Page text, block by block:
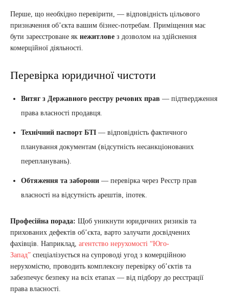
Перше, що необхідно перевірити, — відповідність цільового
призначення об’єкта вашим бізнес-потребам. Приміщення має
бути зареєстроване як нежитлове з дозволом на здійснення
комерційної діяльності.
Перевірка юридичної чистоти
Витяг з Державного реєстру речових прав — підтвердження
права власності продавця.
Технічний паспорт БТІ — відповідність фактичного
планування документам (відсутність несанкціонованих
перепланувань).
Обтяження та заборони — перевірка через Реєстр прав
власності на відсутність арештів, іпотек.
Професійна порада: Щоб уникнути юридичних ризиків та
прихованих дефектів об’єкта, варто залучати досвідчених
фахівців. Наприклад, агентство нерухомості “Юго-
Запад” спеціалізується на супроводі угод з комерційною
нерухомістю, проводить комплексну перевірку об’єктів та
забезпечує безпеку на всіх етапах — від підбору до реєстрації
права власності.